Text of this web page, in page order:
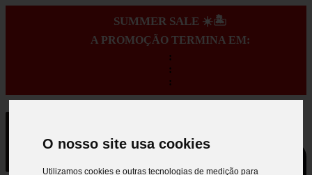
O nosso site usa cookies
Utilizamos cookies e outras tecnologias de medição para
SUMMER SALE ☀️🏝️
A PROMOÇÃO TERMINA EM:
:
:
: